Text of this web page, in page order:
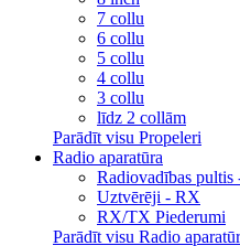
7 collu
6 collu
5 collu
4 collu
3 collu
līdz 2 collām
Parādīt visu Propeleri
Radio aparatūra
Radiovadības pultis
Uztvērēji - RX
RX/TX Piederumi
Parādīt visu Radio